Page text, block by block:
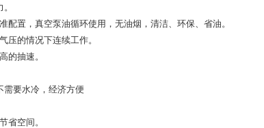
配置，真空泵油循环使用，无油烟，清洁、环保、省油。
压的情况下连续工作。
的抽速。
需要水冷，经济方便
省空间。